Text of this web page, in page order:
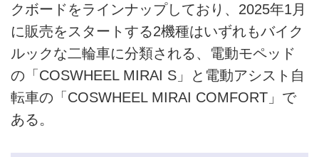
クボードをラインナップしており、2025年1月
に販売をスタートする2機種はいずれもバイク
ルックな二輪車に分類される、電動モペッド
の「COSWHEEL MIRAI S」と電動アシスト自
転車の「COSWHEEL MIRAI COMFORT」で
ある。